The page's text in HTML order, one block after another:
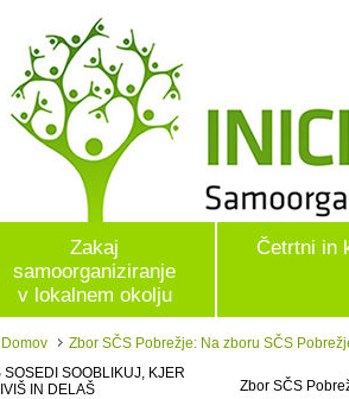
Zakaj
samoorganiziranje
v lokalnem okolju
Četrtni in
Domov
Zbor SČS Pobrežje: Na zboru SČS
SOSEDI SOOBLIKUJ, KJER
IN DELAŠ
Zbor SČS